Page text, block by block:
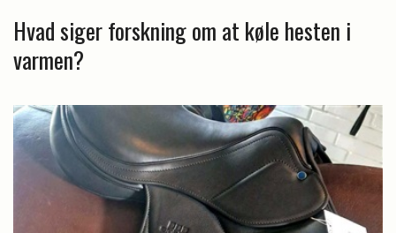
Hvad siger forskning om at køle hesten i
varmen?